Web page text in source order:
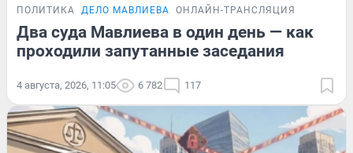
ПОЛИТИКА ДЕЛО МАВЛИЕВА ОНЛАЙН-ТРАНСЛЯЦИЯ
Два суда Мавлиева в один день — как
проходили запутанные заседания
4 августа, 2026, 11:05 6 782 117